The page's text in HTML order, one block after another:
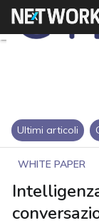
Ultimi articoli
WHITE PAPER